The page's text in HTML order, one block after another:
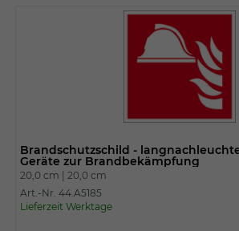
Brandschutzschild -
Geräte zur Brandbekämpfung
20,0 cm | 20,0 cm
Art.-Nr. 44.A5185
Lieferzeit Werktage